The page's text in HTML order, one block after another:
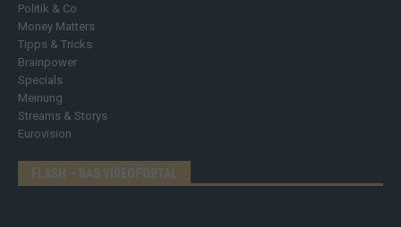
Politik & Co
Money Matters
Tipps & Tricks
Brainpower
Specials
Meinung
Streams & Storys
Eurovision
FLASH – DAS VIDEOPORTAL